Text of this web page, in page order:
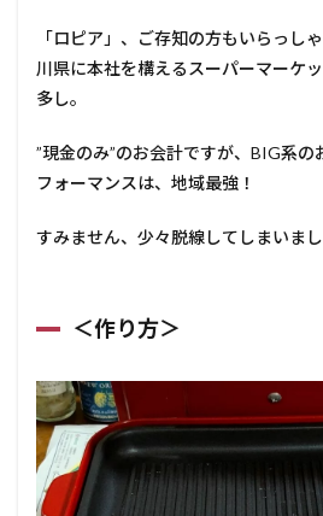
で500
円～
600
ズナ
ブ
ル！
＜作
のホット
プレート
は一人暮
らしの味
方！
3.1
「ロピア」、ご存知の方もいらっし
川県に本社を構えるスーパーマーケ
多し。
”現金のみ”のお会計ですが、BIG系
フォーマンスは、地域最強！
すみません、少々脱線してしまいまし
＜作り方＞